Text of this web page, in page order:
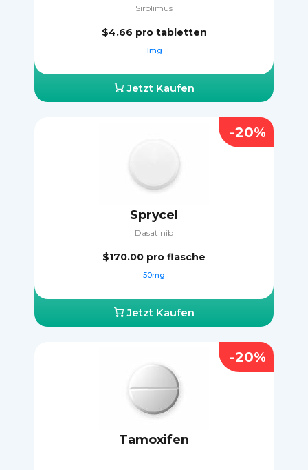
Sirolimus
$4.66 pro tabletten
1mg
Jetzt Kaufen
Sprycel
Dasatinib
$170.00 pro flasche
50mg
Jetzt Kaufen
-20%
Tamoxifen
-20%